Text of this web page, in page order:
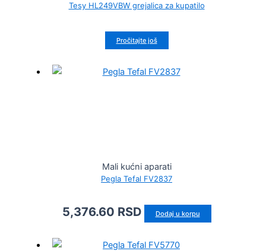
Tesy HL249VBW grejalica za kupatilo
Pročitajte još
Mali kućni aparati
Pegla Tefal FV2837
5,376.60 RSD Dodaj u korpu